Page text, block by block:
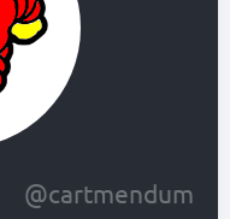
@cartmendum